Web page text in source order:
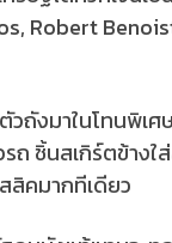
Robert
งมาในโทนพิเศ
ชิ้นสเกิร์ตข้างใ
สิคมากทีเดียว